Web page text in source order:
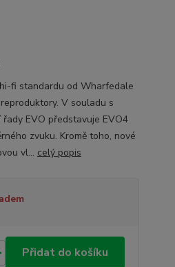
fi standardu od Wharfedale
V souladu s
EVO představuje EVO4
zvuku. Kromě toho, nové
vl... celý popis
Přidat do košíku